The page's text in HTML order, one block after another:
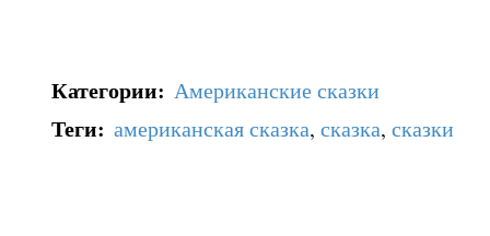
Категории: Американские сказки
Теги: американская сказка, сказка, сказки